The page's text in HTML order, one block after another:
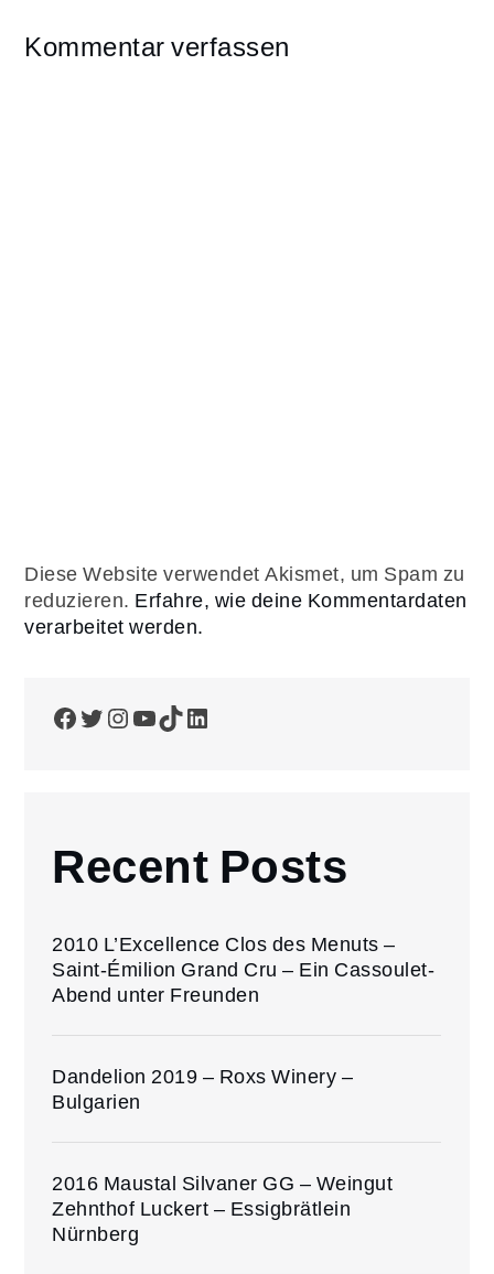
Kommentar verfassen
Diese Website verwendet Akismet, um Spam zu
reduzieren. Erfahre, wie deine Kommentardaten
verarbeitet werden.
Facebook
Twitter
Instagram
YouTube
TikTokLinkedIn
Recent Posts
2010 L’Excellence Clos des Menuts –
Saint-Émilion Grand Cru – Ein Cassoulet-
Abend unter Freunden
Dandelion 2019 – Roxs Winery –
Bulgarien
2016 Maustal Silvaner GG – Weingut
Zehnthof Luckert – Essigbrätlein
Nürnberg